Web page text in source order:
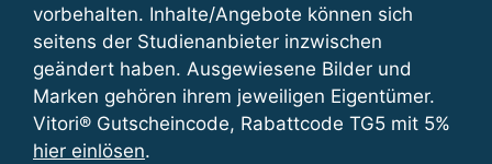
vorbehalten. Inhalte/Angebote können sich
seitens der Studienanbieter inzwischen
geändert haben. Ausgewiesene Bilder und
Marken gehören ihrem jeweiligen Eigentümer.
Vitori® Gutscheincode, Rabattcode TG5 mit 5%
hier einlösen.